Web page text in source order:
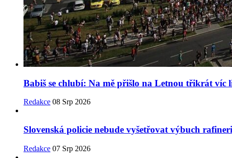
Babiš se chlubí: Na mě přišlo na Letnou třikrát víc
Redakce 08 Srp 2026
Slovenská policie nebude vyšetřovat výbuch
Redakce 07 Srp 2026